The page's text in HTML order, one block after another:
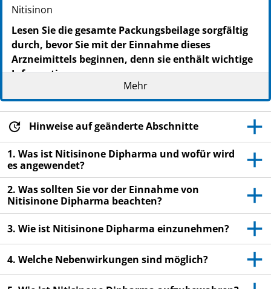
Nitisinon
Lesen Sie die gesamte Packungsbeilage sorgfältig
durch, bevor Sie mit der Einnahme dieses
Arzneimittels beginnen, denn sie enthält wichtige
Informationen.
Heben Sie die Packungsbeilage auf. Vielleicht
möchten Sie diese später nochmals lesen.
Wenn Sie weitere Fragen haben, wenden Sie sich
Fachpersonal.
Dieses Arzneimittel wurde Ihnen persönlich
verschrieben. Geben Sie es nicht an Dritte weiter.
Es kann anderen Menschen schaden, auch wenn
diese die gleichen Beschwerden haben wie Sie.
Wenn Sie Nebenwirkungen bemerken, wenden Sie
für Nebenwirkungen, die nicht in dieser
Packungsbeilage angegeben sind. Siehe Abschnitt
Mehr
Hinweise auf geänderte Abschnitte
1. Was ist Nitisinone Dipharma und wofür wird
es angewendet?
2. Was sollten Sie vor der Einnahme von
Nitisinone Dipharma beachten?
3. Wie ist Nitisinone Dipharma einzunehmen?
4. Welche Nebenwirkungen sind möglich?